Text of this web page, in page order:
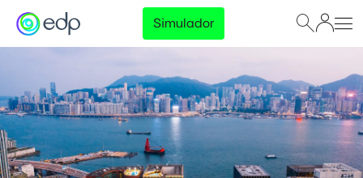
Simulador